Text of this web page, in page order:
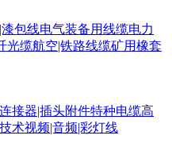
包线电气装备用线缆电力
光缆航空|铁路线缆矿用橡套
连接器|插头附件特种电缆高
术视频|音频|彩灯线